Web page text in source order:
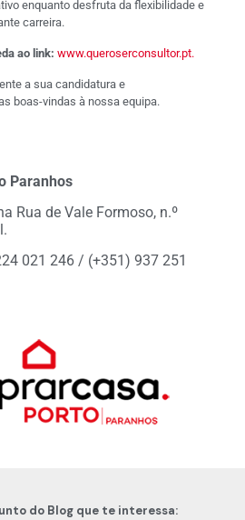
enquanto desfruta da flexibilidade e
carreira.
ao link: www.queroserconsultor.pt.
a sua candidatura e
boas-vindas à nossa equipa.
Paranhos
Rua de Vale Formoso, n.º
021 246 / (+351) 937 251
do Blog que te interessa: